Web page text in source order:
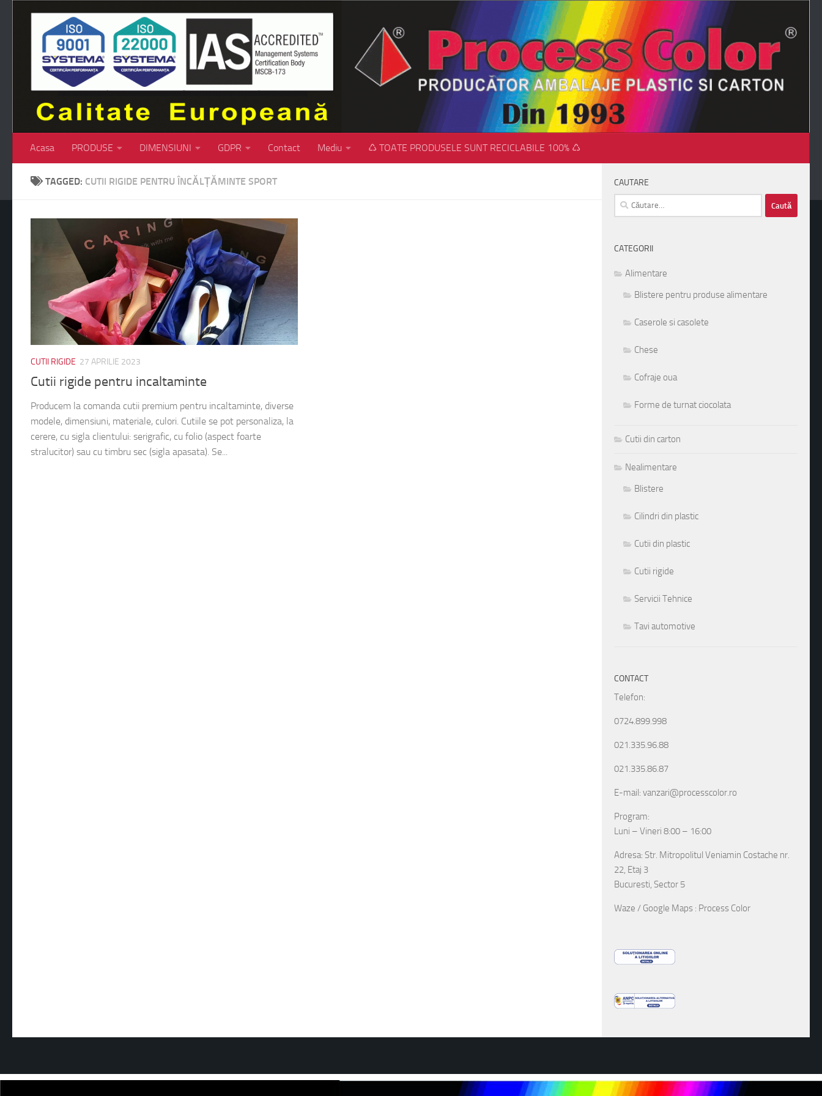
Skip to content
Acasa PRODUSE DIMENSIUNI GDPR Contact Mediu ♺ TOATE PRODUSELE SUNT RECICLABILE 100% ♺
TAGGED: CUTII RIGIDE PENTRU ÎNCĂLȚĂMINTE SPORT
CUTII RIGIDE 27 APRILIE 2023
Cutii rigide pentru incaltaminte
Producem la comanda cutii premium pentru incaltaminte, diverse
modele, dimensiuni, materiale, culori. Cutiile se pot personaliza, la
cerere, cu sigla clientului: serigrafic, cu folio (aspect foarte
stralucitor) sau cu timbru sec (sigla apasata). Se...
CAUTARE
Caută
după:
CATEGORII
Alimentare
Blistere pentru produse alimentare
Caserole si casolete
Chese
Cofraje oua
Forme de turnat ciocolata
Cutii din carton
Nealimentare
Blistere
Cilindri din plastic
Cutii din plastic
Cutii rigide
Servicii Tehnice
Tavi automotive
CONTACT
Telefon:
0724.899.998
021.335.96.88
021.335.86.87
E-mail: vanzari@processcolor.ro
Program:
Luni – Vineri 8:00 – 16:00
Adresa: Str. Mitropolitul Veniamin Costache nr.
22, Etaj 3
Bucuresti, Sector 5
Waze / Google Maps : Process Color